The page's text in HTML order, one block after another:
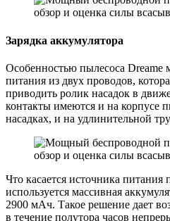
Зарядка аккумулятора
Особенностью пылесоса Dreame
питания из двух проводов,
приводить ролик насадок в
контакты имеются и на корпусе
насадках, и на удлинительной
Что касается источника питания
используется массивная
2900 мАч. Такое решение дает
в течение полутора часов